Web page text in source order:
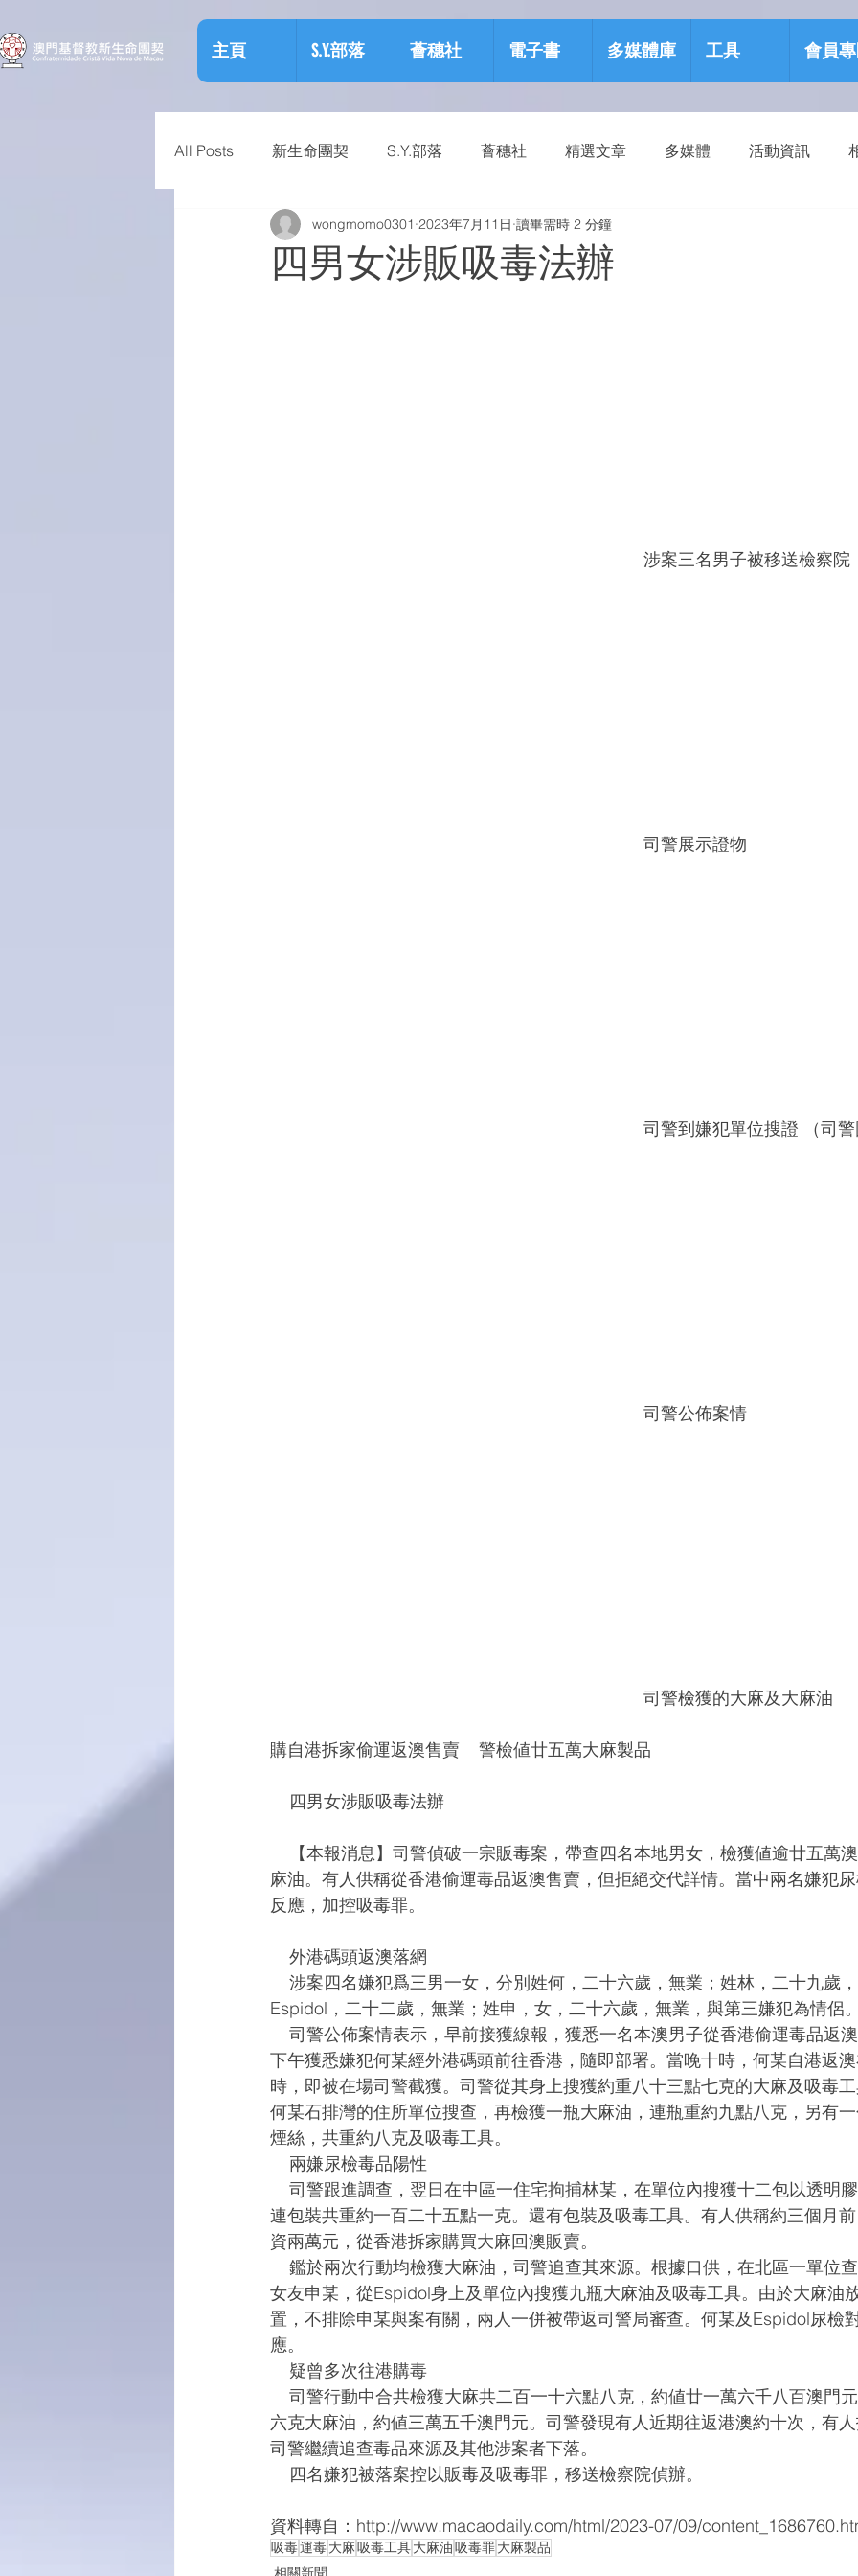
主頁 S.Y.部落 薈穗社 電子書 多媒體庫 工具 會員
All Posts 新生命團契 S.Y.部落 薈穗社 精選文章 多媒體 活動資訊
相關資訊 預防物質濫用資源包 健康生活
四男女涉販吸毒法辦
wongmomo0301 2023年7月11日 讀畢需時 2 分鐘
涉案三名男子被移送檢察院
司警展示證物
司警到嫌犯單位搜證 （司
司警公佈案情
司警檢獲的大麻及大麻油
購自港拆家偷運返澳售賣    警檢値廿五萬大麻製品
    四男女涉販吸毒法辦
麻油。有人供稱從香港偷運毒品返澳售賣，但拒絕交代詳情。當中兩名嫌犯
反應，加控吸毒罪。
    外港碼頭返澳落網
Espidol，二十二歲，無業；姓申，女，二十六歲，無業，與第三嫌犯為情侶
下午獲悉嫌犯何某經外港碼頭前往香港，隨即部署。當晚十時，何某自港返
時，即被在場司警截獲。司警從其身上搜獲約重八十三點七克的大麻及吸毒
何某石排灣的住所單位搜查，再檢獲一瓶大麻油，連瓶重約九點八克，另有
煙絲，共重約八克及吸毒工具。
    兩嫌尿檢毒品陽性
連包裝共重約一百二十五點一克。還有包裝及吸毒工具。有人供稱約三個月
資兩萬元，從香港拆家購買大麻回澳販賣。
女友申某，從Espidol身上及單位內搜獲九瓶大麻油及吸毒工具。由於大麻油
置，不排除申某與案有關，兩人一併被帶返司警局審查。何某及Espidol尿檢
應。
    疑曾多次往港購毒
六克大麻油，約値三萬五千澳門元。司警發現有人近期往返港澳約十次，有
司警繼續追查毒品來源及其他涉案者下落。
    四名嫌犯被落案控以販毒及吸毒罪，移送檢察院偵辦。
資料轉自：http://www.macaodaily.com/html/2023-07/09/
吸毒運毒大麻吸毒工具大麻油吸毒罪大麻製品